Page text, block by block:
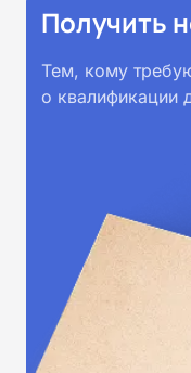
Получить
Тем, кому
о квалификации